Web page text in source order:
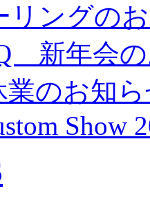
リングの
新年会
業のお知
Show